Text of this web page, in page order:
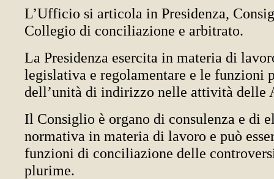
L’Ufficio si articola in Presidenza,
Collegio di conciliazione e arbitrato.
La Presidenza esercita in materia di
legislativa e regolamentare e le funzioni
dell’unità di indirizzo nelle attività delle
Il Consiglio è organo di consulenza e di
normativa in materia di lavoro e può
funzioni di conciliazione delle
plurime.